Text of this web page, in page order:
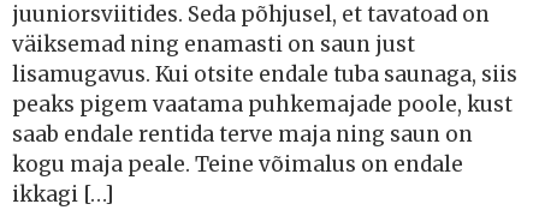
juuniorsviitides. Seda põhjusel, et tavatoad on
väiksemad ning enamasti on saun just
lisamugavus. Kui otsite endale tuba saunaga, siis
peaks pigem vaatama puhkemajade poole, kust
saab endale rentida terve maja ning saun on
kogu maja peale. Teine võimalus on endale
ikkagi […]